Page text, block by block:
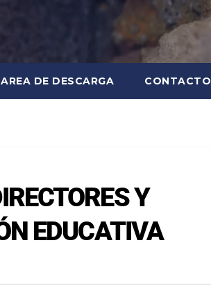
AREA DE DESCARGA CONTACTO
Y
EDUCATIVA